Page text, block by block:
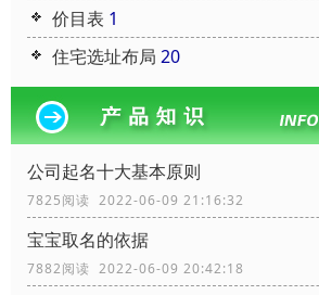
价目表 1
住宅选址布局 20
公司起名十大基本原则
7825阅读 2022-06-09 21:16:32
宝宝取名的依据
7882阅读 2022-06-09 20:42:18